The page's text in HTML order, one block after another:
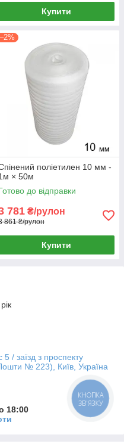
Купити
–2%
поліетилен 10 мм -
× 50м
до відправки
781 ₴/рулон
861 ₴/рулон
Купити
/ заїзд з проспекту
№ 223), Київ, Україна
18:00
КНОПКА
ЗВ'ЯЗКУ